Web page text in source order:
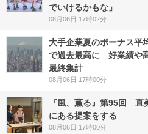
でいけるかもな」
08月06日 17時02分
大手企業夏のボーナス平
で過去最高に 好業績や
最終集計
08月06日 17時00分
『風、薫る』第95回 直
にある提案をする
08月06日 17時00分